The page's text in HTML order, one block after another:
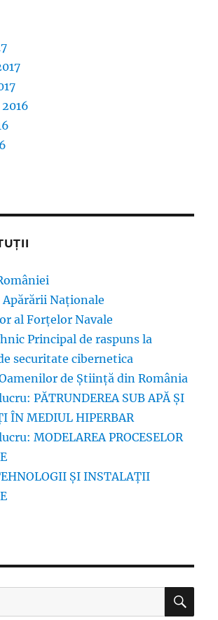
Naționale
al Forțelor Navale
Principal de raspuns la
securitate cibernetica
de Știință din România
PĂTRUNDEREA SUB APĂ ŞI
ÎN MEDIUL HIPERBAR
MODELAREA PROCESELOR
ȘI INSTALAȚII